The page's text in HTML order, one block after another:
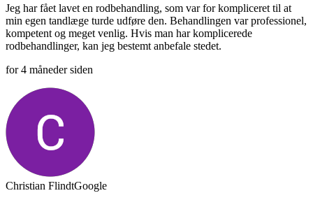
Jeg har fået lavet en rodbehandling, som var for kompliceret til at
min egen tandlæge turde udføre den. Behandlingen var professionel,
kompetent og meget venlig. Hvis man har komplicerede
rodbehandlinger, kan jeg bestemt anbefale stedet.
for 4 måneder siden
Christian FlindtGoogle